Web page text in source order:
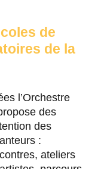
de
de la
l’Orchestre
des
des
:
ateliers